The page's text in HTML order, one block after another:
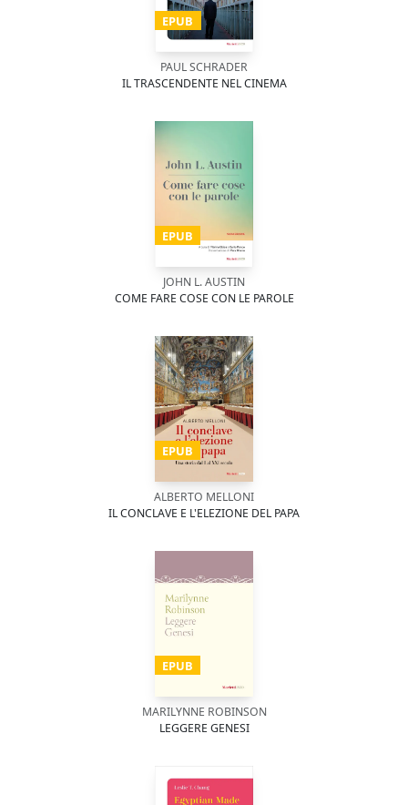
EPUB
PAUL SCHRADER
IL TRASCENDENTE NEL CINEMA
EPUB
JOHN L. AUSTIN
COME FARE COSE CON LE PAROLE
EPUB
ALBERTO MELLONI
IL CONCLAVE E L'ELEZIONE DEL PAPA
EPUB
MARILYNNE ROBINSON
LEGGERE GENESI